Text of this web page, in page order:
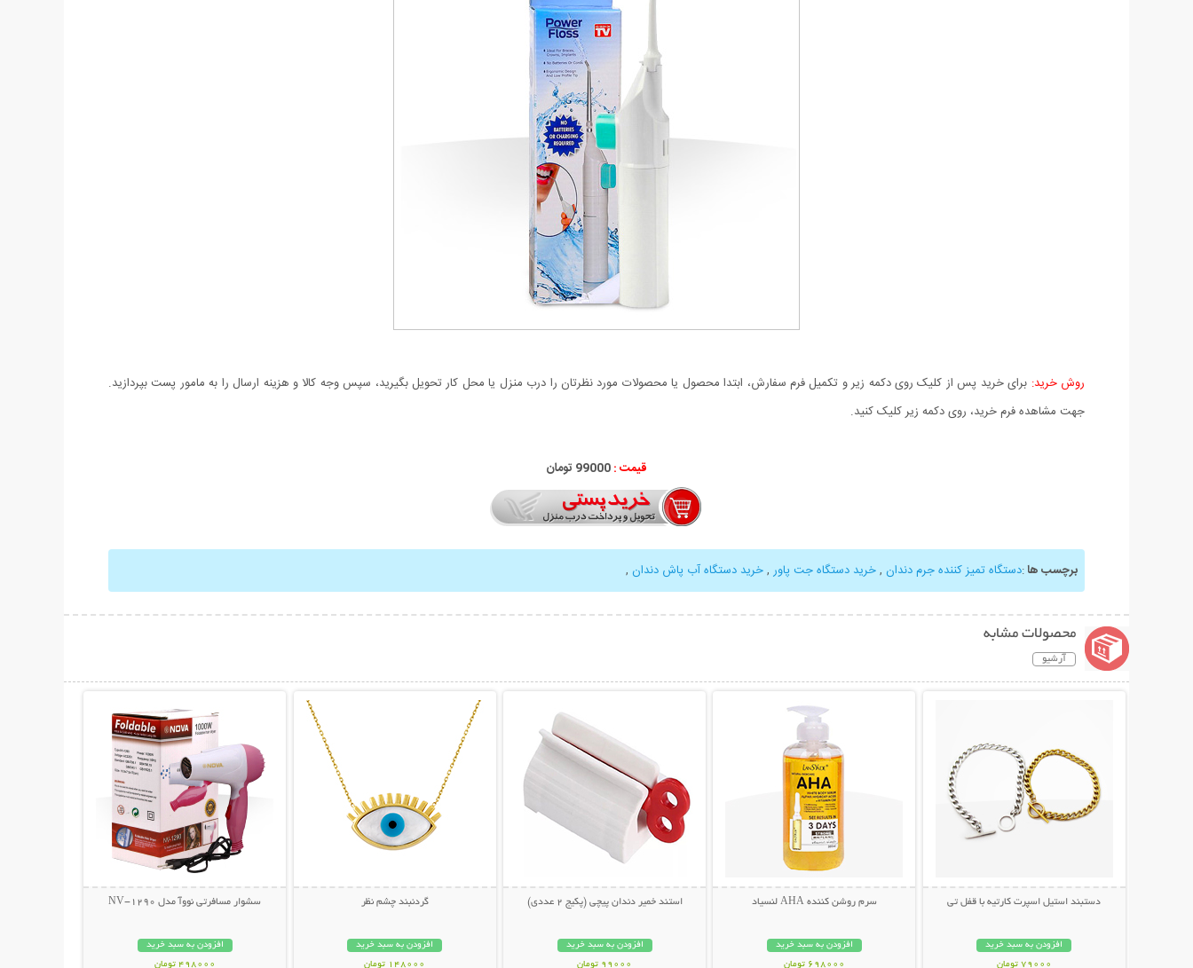
روش خرید: برای خرید پس از کلیک روی دکمه زیر و تکمیل فرم سفارش، ابتدا محصول یا محصولات مورد نظرتان را درب منزل یا محل کار تحویل بگیرید، سپس وجه کالا و هزینه ارسال را به مامور پست بپردازید.
جهت مشاهده فرم خرید، روی دکمه زیر کلیک کنید.
قیمت :99000 تومان
برچسب ها:دستگاه تمیز کننده جرم دندان ,خرید دستگاه جت پاور ,خرید دستگاه آب پاش دندان ,
محصولات مشابه
آرشیو
دستبند استیل اسپرت کارتیه با قفل تی
افزودن به سبد خرید
79000 تومان
سرم روشن کننده AHA لنسیاد
افزودن به سبد خرید
698000 تومان
استند خمیر دندان پیچی (پکیج 2 عددی)
افزودن به سبد خرید
99000 تومان
گردنبند چشم نظر
افزودن به سبد خرید
148000 تومان
سشوار مسافرتی نووآ مدل NV-1290
افزودن به سبد خرید
498000 تومان